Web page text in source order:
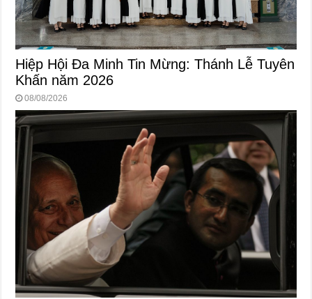
Hiệp Hội Đa Minh Tin Mừng: Thánh Lễ Tuyên
Khấn năm 2026
08/08/2026